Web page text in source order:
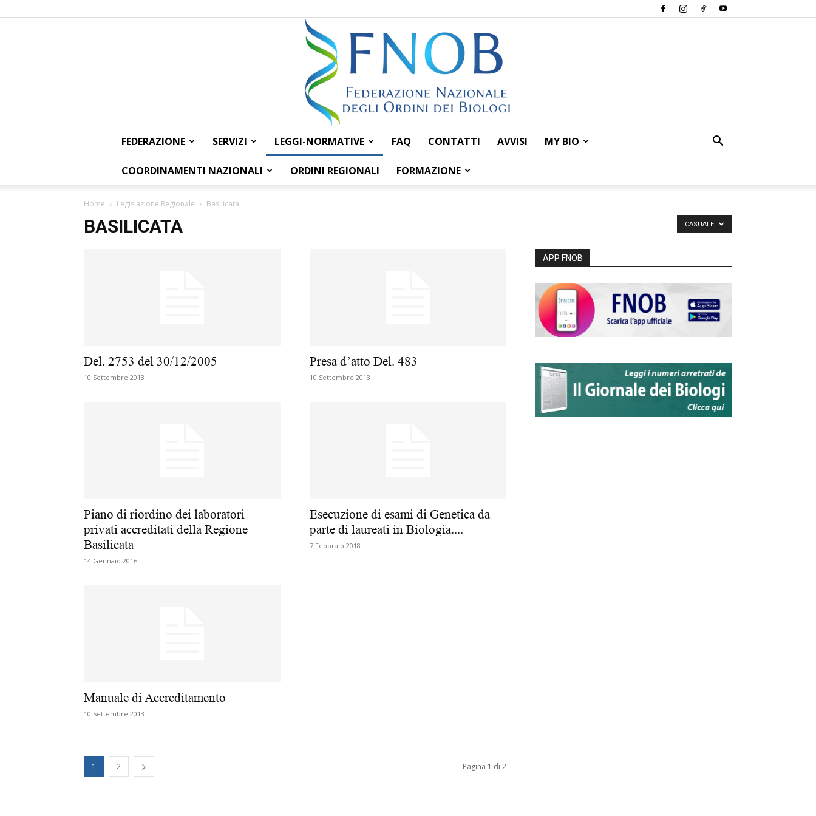
Federazione
FEDERAZIONE SERVIZI LEGGI-NORMATIVE FAQ CONTATTI AVVISI MY BIO
COORDINAMENTI NAZIONALI ORDINI REGIONALI FORMAZIONE
Home Legislazione Regionale Basilicata
BASILICATA CASUALE
Del. 2753 del 30/12/2005
10 Settembre 2013
Presa d’atto Del. 483
10 Settembre 2013
Piano di riordino dei laboratori
privati accreditati della Regione
Basilicata
14 Gennaio 2016
Esecuzione di esami di Genetica da
parte di laureati in Biologia....
7 Febbraio 2018
Manuale di Accreditamento
10 Settembre 2013
1 2 Pagina 1 di 2
APP FNOB